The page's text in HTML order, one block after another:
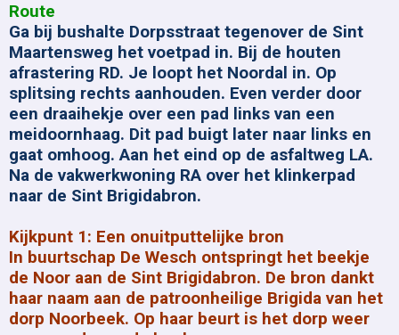
Route
Ga bij bushalte Dorpsstraat tegenover de Sint
Maartensweg het voetpad in. Bij de houten
afrastering RD. Je loopt het Noordal in. Op
splitsing rechts aanhouden. Even verder door
een draaihekje over een pad links van een
meidoornhaag. Dit pad buigt later naar links en
gaat omhoog. Aan het eind op de asfaltweg LA.
Na de vakwerkwoning RA over het klinkerpad
naar de Sint Brigidabron.
Kijkpunt 1: Een onuitputtelijke bron
In buurtschap De Wesch ontspringt het beekje
de Noor aan de Sint Brigidabron. De bron dankt
haar naam aan de patroonheilige Brigida van het
dorp Noorbeek. Op haar beurt is het dorp weer